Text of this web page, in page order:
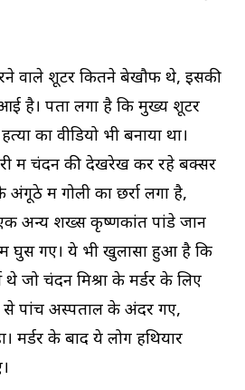
वाले शूटर कितने बेखौफ थे, इसकी
है। पता लगा है कि मुख्य शूटर
का वीडियो भी बनाया था।
में चंदन की देखरेख कर रहे बक्सर
में गोली का छर्रा लगा है,
अन्य शख्स कृष्णकांत पांडे जान
घुस गए। ये भी खुलासा हुआ है कि
जो चंदन मिश्रा के मर्डर के लिए
पांच अस्पताल के अंदर गए,
मर्डर के बाद ये लोग हथियार